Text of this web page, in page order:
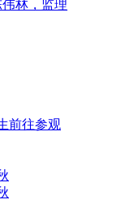
林，监理
前往参观